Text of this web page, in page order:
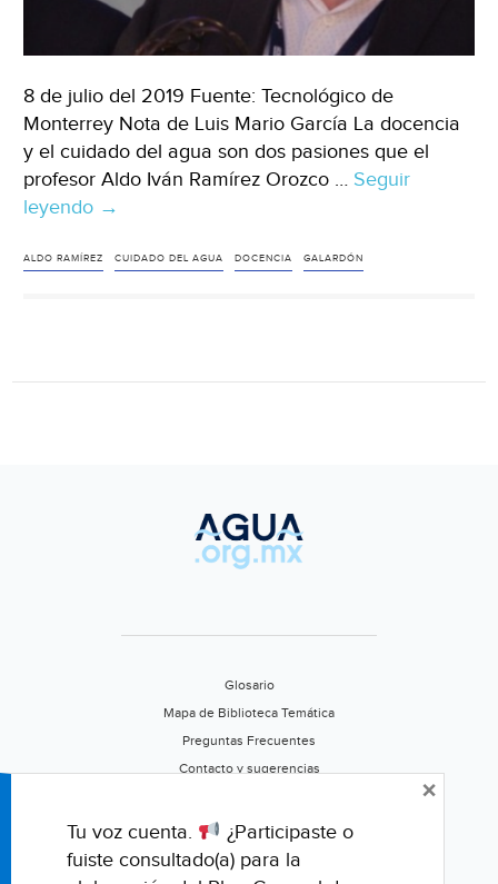
8 de julio del 2019 Fuente: Tecnológico de
Monterrey Nota de Luis Mario García La docencia
y el cuidado del agua son dos pasiones que el
profesor Aldo Iván Ramírez Orozco … Seguir
leyendo CDMX:
profesor
(Tecnológico
→
ALDO RAMÍREZ CUIDADO DEL AGUA DOCENCIA GALARDÓN
Glosario
Mapa de Biblioteca Temática
Preguntas Frecuentes
Contacto y sugerencias
Califica este portal
Tu voz cuenta.
¿Participaste o
fuiste consultado(a) para la
×